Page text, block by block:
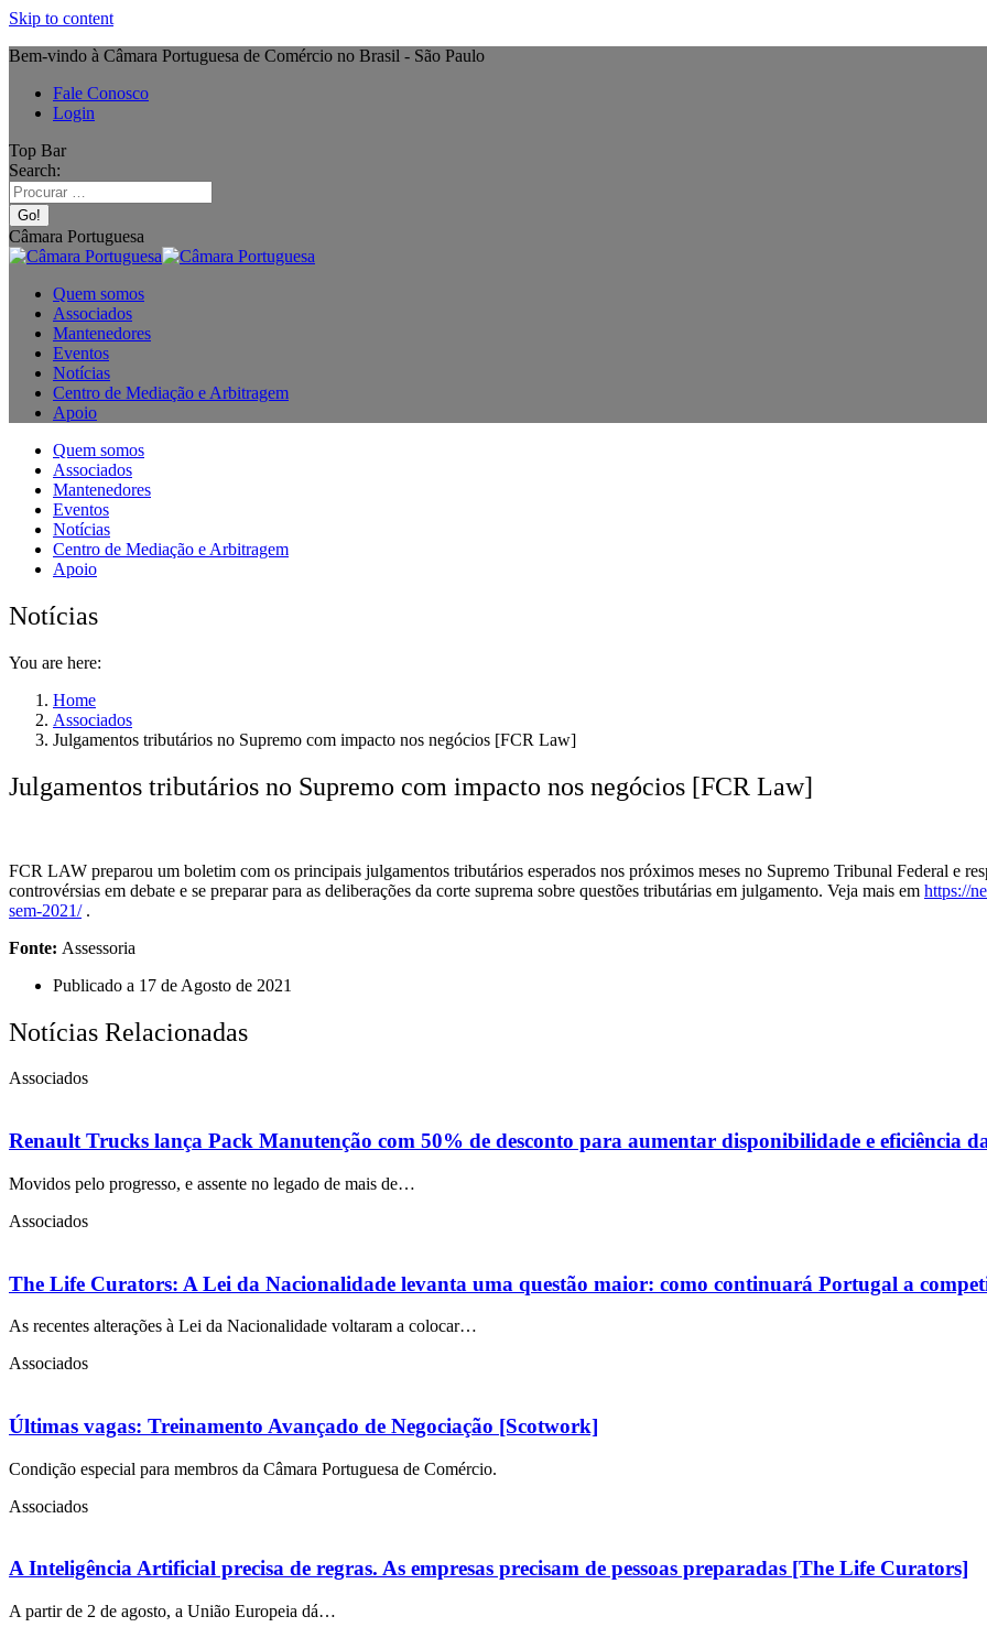
Skip to content
Bem-vindo à Câmara Portuguesa de Comércio no Brasil - São Paulo
Fale Conosco
Login
Top Bar
Search:
Câmara Portuguesa
Quem somos
Associados
Mantenedores
Eventos
Notícias
Centro de Mediação e Arbitragem
Apoio
Quem somos
Associados
Mantenedores
Eventos
Notícias
Centro de Mediação e Arbitragem
Apoio
Notícias
You are here:
Home
Associados
Julgamentos tributários no Supremo com impacto nos negócios [FCR Law]
Julgamentos tributários no Supremo com impacto nos negócios [FCR Law]
FCR LAW preparou um boletim com os principais julgamentos tributários esperados nos próximos meses no Supremo Tribunal Federal e
controvérsias em debate e se preparar para as deliberações da corte suprema sobre questões tributárias em julgamento. Veja mais em https://
sem-2021/.
Fonte: Assessoria
Publicado a 17 de Agosto de 2021
Notícias Relacionadas
Associados
Renault Trucks lança Pack Manutenção com 50% de desconto para aumentar disponibilidade e eficiência
Movidos pelo progresso, e assente no legado de mais de…
Associados
The Life Curators: A Lei da Nacionalidade levanta uma questão maior: como continuará Portugal a
As recentes alterações à Lei da Nacionalidade voltaram a colocar…
Associados
Últimas vagas: Treinamento Avançado de Negociação [Scotwork]
Condição especial para membros da Câmara Portuguesa de Comércio.
Associados
A Inteligência Artificial precisa de regras. As empresas precisam de pessoas preparadas [The Life Curators]
A partir de 2 de agosto, a União Europeia dá…